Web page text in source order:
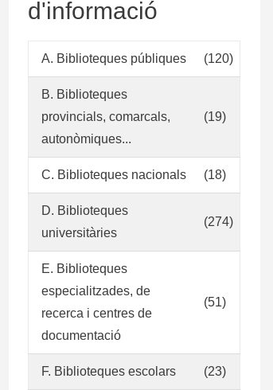
d'informació
A. Biblioteques públiques (120)
B. Biblioteques
provincials, comarcals,
autonòmiques...
(19)
C. Biblioteques nacionals (18)
D. Biblioteques
universitàries
(274)
E. Biblioteques
especialitzades, de
recerca i centres de
documentació
(51)
F. Biblioteques escolars (23)